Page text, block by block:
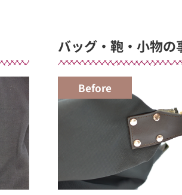
バッグ・鞄・小物の
Before